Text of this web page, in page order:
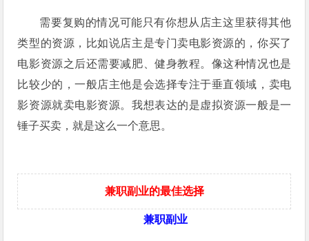
需要复购的情况可能只有你想从店主这里获得其他
类型的资源，比如说店主是专门卖电影资源的，你买了
电影资源之后还需要减肥、健身教程。像这种情况也是
比较少的，一般店主他是会选择专注于垂直领域，卖电
影资源就卖电影资源。我想表达的是虚拟资源一般是一
锤子买卖，就是这么一个意思。
兼职副业的最佳选择
兼职副业